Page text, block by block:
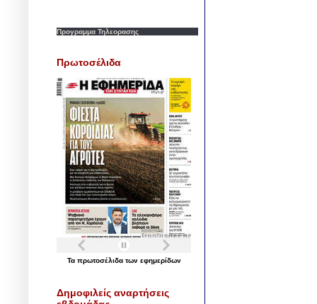
Προγραμμα Τηλεορασης
Πρωτοσέλιδα
Τα πρωτοσέλιδα των εφημερίδων
Δημοφιλείς αναρτήσεις